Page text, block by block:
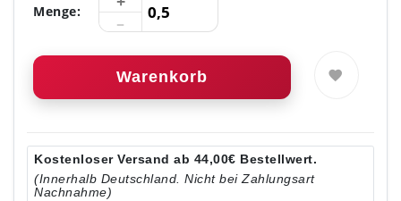
Menge:
Warenkorb
Kostenloser Versand ab 44,00€ Bestellwert.
(Innerhalb Deutschland. Nicht bei Zahlungsart
Nachnahme)